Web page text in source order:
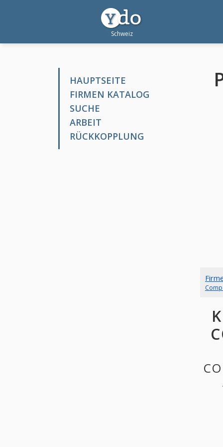
HAUPTSEITE
FIRMEN KATALOG
SUCHE
ARBEIT
RÜCKKOPPLUNG